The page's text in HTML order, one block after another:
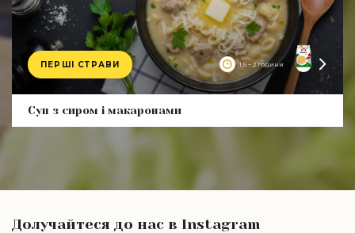
ПЕРШІ СТРАВИ 1,5 – 2 години
Product
Суп з сиром і макаронами
Долучайтеся до нас в Instagram